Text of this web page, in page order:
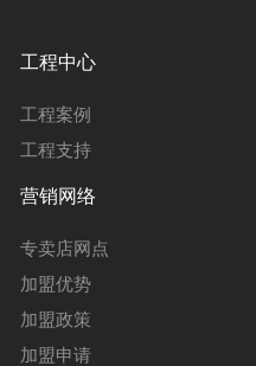
工程中心
工程案例
工程支持
营销网络
专卖店网点
加盟优势
加盟政策
加盟申请